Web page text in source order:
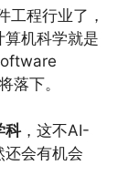
工程行业了，
机科学就是
落下。
科，这不AI-
会有机会